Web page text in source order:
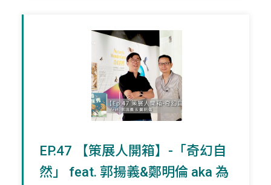
EP.47 【策展人開箱】-「奇幻自
然」 feat. 郭揚義&鄭明倫 aka 為